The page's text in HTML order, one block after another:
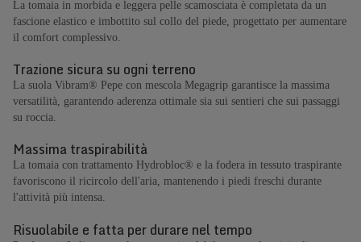
La tomaia in morbida e leggera pelle scamosciata è completata da un
fascione elastico e imbottito sul collo del piede, progettato per aumentare
il comfort complessivo.
Trazione sicura su ogni terreno
La suola Vibram® Pepe con mescola Megagrip garantisce la massima
versatilità, garantendo aderenza ottimale sia sui sentieri che sui passaggi
su roccia.
Massima traspirabilità
La tomaia con trattamento Hydrobloc® e la fodera in tessuto traspirante
favoriscono il ricircolo dell'aria, mantenendo i piedi freschi durante
l'attività più intensa.
Risuolabile e fatta per durare nel tempo